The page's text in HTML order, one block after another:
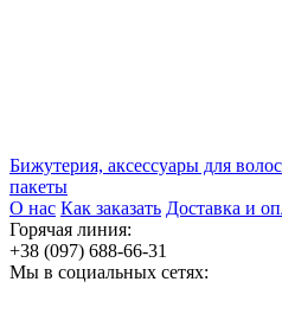
Бижутерия, аксессуары для волос
пакеты
О нас Как заказать Доставка и
Горячая линия:
+38 (097) 688-66-31
Мы в социальных сетях: